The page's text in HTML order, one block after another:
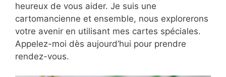
heureux de vous aider. Je suis une
cartomancienne et ensemble, nous explorerons
votre avenir en utilisant mes cartes spéciales.
Appelez-moi dès aujourd’hui pour prendre
rendez-vous.